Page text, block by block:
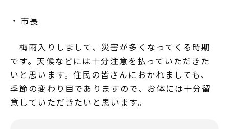
市長
梅雨入りしまして、災害が多くなってくる時期
です。天候などには十分注意を払っていただきた
いと思います。住民の皆さんにおかれましても、
季節の変わり目でありますので、お体には十分留
意していただきたいと思います。